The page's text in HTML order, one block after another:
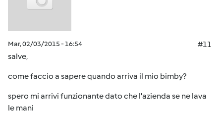
Mar, 02/03/2015 - 16:54
#11
salve,
come faccio a sapere quando arriva il mio bimby?
spero mi arrivi funzionante dato che l'azienda se ne lava
le mani